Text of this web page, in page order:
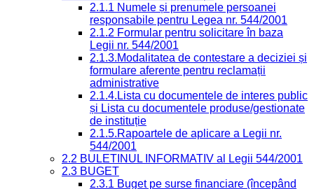
2.1.1 Numele și prenumele persoanei
responsabile pentru Legea nr. 544/2001
2.1.2 Formular pentru solicitare în baza
Legii nr. 544/2001
2.1.3.Modalitatea de contestare a deciziei și
formulare aferente pentru reclamații
administrative
2.1.4.Lista cu documentele de interes public
și Lista cu documentele produse/gestionate
de instituție
2.1.5.Rapoartele de aplicare a Legii nr.
544/2001
2.2 BULETINUL INFORMATIV al Legii 544/2001
2.3 BUGET
2.3.1 Buget pe surse financiare (începând